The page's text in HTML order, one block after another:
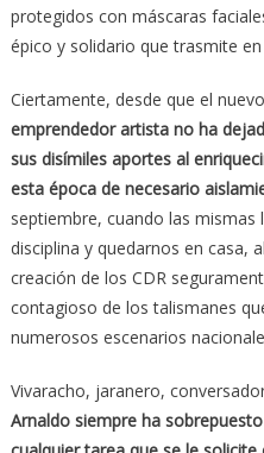
protegidos con máscaras
épico y solidario que trasmite
Ciertamente, desde que el
emprendedor artista no ha
sus disímiles aportes al
esta época de necesario
septiembre, cuando las
disciplina y quedarnos en casa,
creación de los CDR
contagioso de los talismanes
numerosos escenarios
Vivaracho, jaranero,
Arnaldo siempre ha